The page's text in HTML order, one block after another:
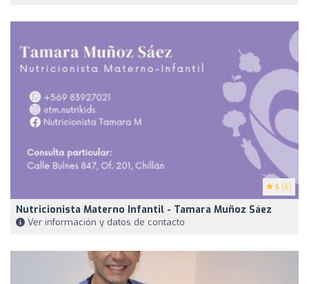
5 (6)
Nutricionista Materno Infantil - Tamara Muñoz Sáez
Ver información y datos de contacto